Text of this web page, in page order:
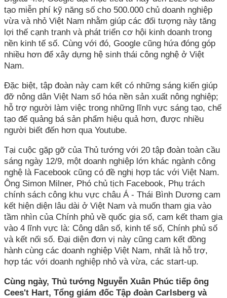
tạo miễn phí kỹ năng số cho 500.000 chủ doanh nghiệp
vừa và nhỏ Việt Nam nhằm giúp các đối tượng này tăng
lợi thế cạnh tranh và phát triển cơ hội kinh doanh trong
nền kinh tế số. Cùng với đó, Google cũng hứa đóng góp
nhiều hơn để xây dựng hệ sinh thái công nghệ ở Việt
Nam.
Đặc biệt, tập đoàn này cam kết có những sáng kiến giúp
đỡ nông dân Việt Nam số hóa nền sản xuất nông nghiệp;
hỗ trợ người làm việc trong những lĩnh vực sáng tạo, chế
tạo để quảng bá sản phẩm hiệu quả hơn, được nhiều
người biết đến hơn qua Youtube.
Tại cuộc gặp gỡ của Thủ tướng với 20 tập đoàn toàn cầu
sáng ngày 12/9, một doanh nghiệp lớn khác ngành công
nghệ là Facebook cũng có đề nghị hợp tác với Việt Nam.
Ông Simon Milner, Phó chủ tịch Facebook, Phụ trách
chính sách công khu vực châu Á - Thái Bình Dương cam
kết hiện diện lâu dài ở Việt Nam và muốn tham gia vào
tầm nhìn của Chính phủ về quốc gia số, cam kết tham gia
vào 4 lĩnh vực là: Công dân số, kinh tế số, Chính phủ số
và kết nối số. Đại diện đơn vị này cũng cam kết đồng
hành cùng các doanh nghiệp Việt Nam, nhất là hỗ trợ,
hợp tác với doanh nghiệp nhỏ và vừa, các start-up.
Cùng ngày, Thủ tướng Nguyễn Xuân Phúc tiếp ông
Cees't Hart, Tổng giám đốc Tập đoàn Carlsberg và